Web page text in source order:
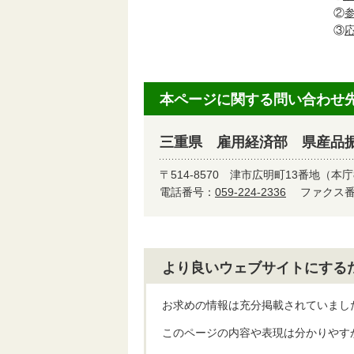
②
③
本ページに関する問い合わせ
三重県 雇用経済部 県産品
〒514-8570 津市広明町13番地（本庁
電話番号： 059-224-2336 ファクス
より良いウェブサイトにす
お求めの情報は充分掲載されていまし
このページの内容や表現は分かりやす